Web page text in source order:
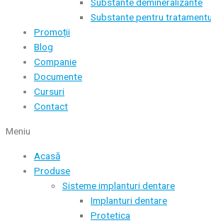
Substante demineralizante
Substante pentru
Promoții
Blog
Companie
Documente
Cursuri
Contact
Meniu
Acasă
Produse
Sisteme implanturi dentare
Implanturi dentare
Protetica